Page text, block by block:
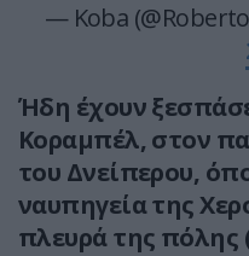
— Koba
Ήδη έχουν
Κοραμπέλ, στον
του Δνείπερου,
ναυπηγεία της
πλευρά της πόλης